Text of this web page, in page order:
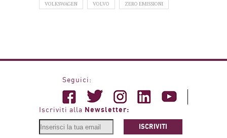
VOLKSWAGEN VOLVO ZERO EMISSIONI
Seguici:
Iscriviti alla Newsletter:
ISCRIVITI